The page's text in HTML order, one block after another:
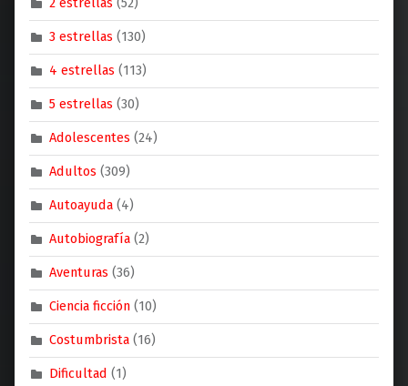
3 estrellas (130)
4 estrellas (113)
5 estrellas (30)
Adolescentes (24)
Adultos (309)
Autoayuda (4)
Autobiografía (2)
Aventuras (36)
Ciencia ficción (10)
Costumbrista (16)
Dificultad (1)